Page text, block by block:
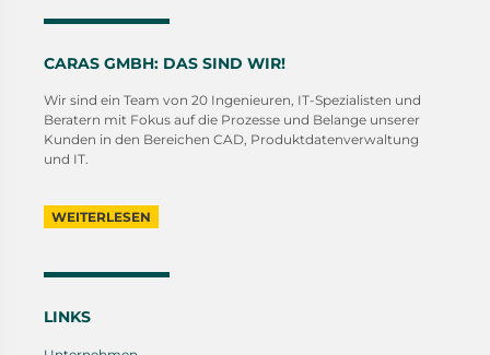
CARAS GMBH: DAS SIND WIR!
Wir sind ein Team von 20 Ingenieuren, IT-Spezialisten und
Beratern mit Fokus auf die Prozesse und Belange unserer
Kunden in den Bereichen CAD, Produktdatenverwaltung
und IT.
WEITERLESEN
LINKS